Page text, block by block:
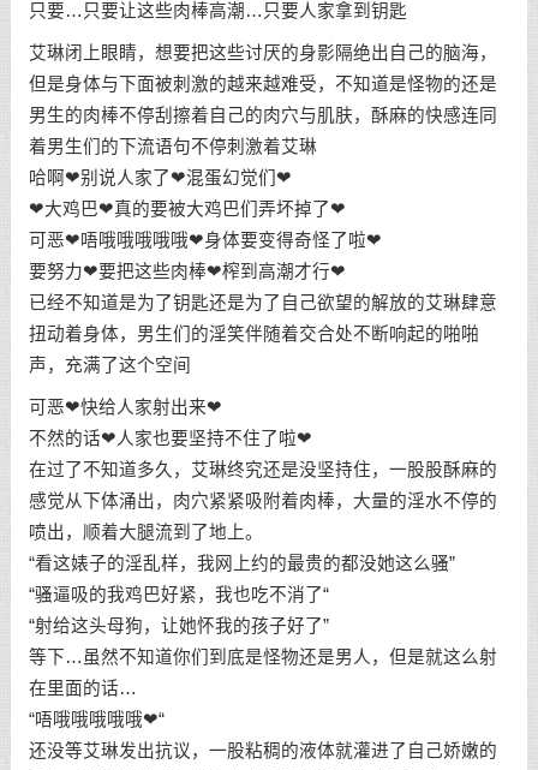
只要…只要让这些肉棒高潮…只要人家拿到钥匙
艾琳闭上眼睛，想要把这些讨厌的身影隔绝出自己的脑海，
但是身体与下面被刺激的越来越难受，不知道是怪物的还是
男生的肉棒不停刮擦着自己的肉穴与肌肤，酥麻的快感连同
着男生们的下流语句不停刺激着艾琳
哈啊❤别说人家了❤混蛋幻觉们❤
❤大鸡巴❤真的要被大鸡巴们弄坏掉了❤
可恶❤唔哦哦哦哦哦❤身体要变得奇怪了啦❤
要努力❤要把这些肉棒❤榨到高潮才行❤
已经不知道是为了钥匙还是为了自己欲望的解放的艾琳肆意
扭动着身体，男生们的淫笑伴随着交合处不断响起的啪啪
声，充满了这个空间
可恶❤快给人家射出来❤
不然的话❤人家也要坚持不住了啦❤
在过了不知道多久，艾琳终究还是没坚持住，一股股酥麻的
感觉从下体涌出，肉穴紧紧吸附着肉棒，大量的淫水不停的
喷出，顺着大腿流到了地上。
“看这婊子的淫乱样，我网上约的最贵的都没她这么骚”
“骚逼吸的我鸡巴好紧，我也吃不消了“
“射给这头母狗，让她怀我的孩子好了”
等下…虽然不知道你们到底是怪物还是男人，但是就这么射
在里面的话…
“唔哦哦哦哦哦❤“
还没等艾琳发出抗议，一股粘稠的液体就灌进了自己娇嫩的